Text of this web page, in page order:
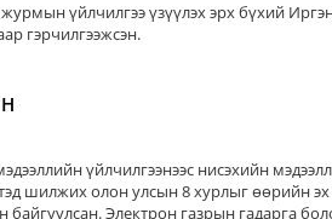
үйлчилгээ үзүүлэх эрх бүхий
гэрчилгээжсэн.
үйлчилгээнээс нисэхийн
шилжих олон улсын 8 хурлыг өөрийн
байгуулсан. Электрон газрын гадарга